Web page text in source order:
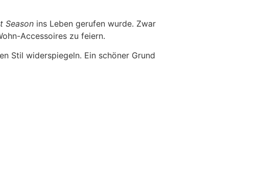
Season ins Leben gerufen wurde. Zwar
Accessoires zu feiern.
Stil widerspiegeln. Ein schöner Grund